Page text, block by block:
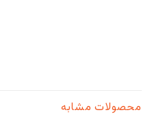
محصولات مشابه